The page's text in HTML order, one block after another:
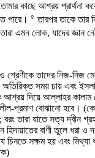
কাছে আশ্রয় প্রার্থনা
পারে। ৫ তারপর তাকে তার
এমন লোক, যাদের জ্ঞান
তাদের নিজ-নিজ
সময় চায় এবং
দিয়ে আল্লাহর কালাম
প্রমাণ বোঝানো হবে।
তারা যাতে সত্য দ্বীন
বাণী তুলে ধরা ও
চিনতে সক্ষম হয় এবং মিথ্যা